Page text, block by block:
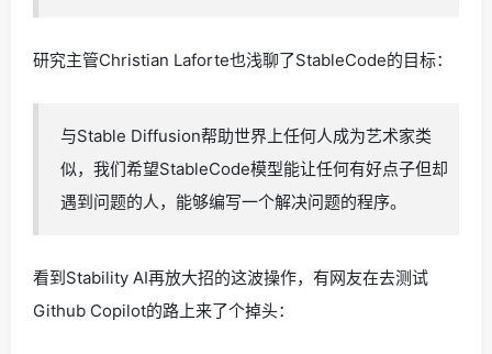
研究主管Christian Laforte也浅聊了StableCode的目标：
与Stable Diffusion帮助世界上任何人成为艺术家类
似，我们希望StableCode模型能让任何有好点子但却
遇到问题的人，能够编写一个解决问题的程序。
看到Stability AI再放大招的这波操作，有网友在去测试
Github Copilot的路上来了个掉头：